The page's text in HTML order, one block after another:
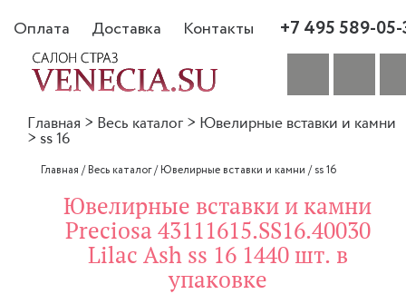
Оплата Доставка Контакты +7 495 589-
Главная > Весь каталог > Ювелирные вставки и камни
> ss 16
Главная /Весь каталог/Ювелирные вставки и камни /ss 16
Ювелирные вставки и камни
Preciosa 43111615.SS16.40030
Lilac Ash ss 16 1440 шт. в
упаковке